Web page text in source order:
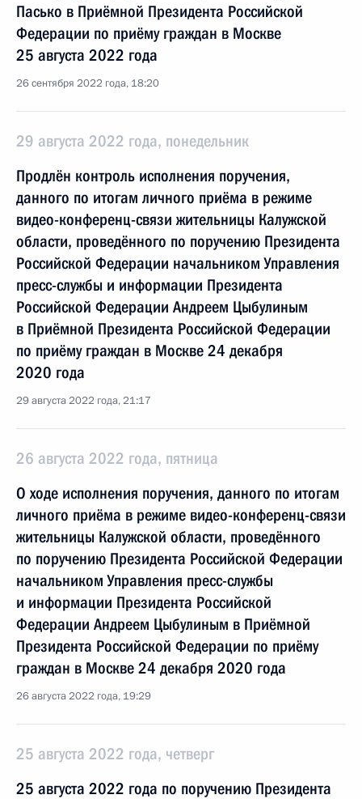
Пасько в Приёмной Президента Российской
Федерации по приёму граждан в Москве
25 августа 2022 года
26 сентября 2022 года, 18:20
29 августа 2022 года, понедельник
Продлён контроль исполнения поручения,
данного по итогам личного приёма в режиме
видео-конференц-связи жительницы Калужской
области, проведённого по поручению Президента
Российской Федерации начальником Управления
пресс-службы и информации Президента
Российской Федерации Андреем Цыбулиным
в Приёмной Президента Российской Федерации
по приёму граждан в Москве 24 декабря
2020 года
29 августа 2022 года, 21:17
26 августа 2022 года, пятница
О ходе исполнения поручения, данного по итогам
личного приёма в режиме видео-конференц-связи
жительницы Калужской области, проведённого
по поручению Президента Российской Федерации
начальником Управления пресс-службы
и информации Президента Российской
Федерации Андреем Цыбулиным в Приёмной
Президента Российской Федерации по приёму
граждан в Москве 24 декабря 2020 года
26 августа 2022 года, 19:29
25 августа 2022 года, четверг
25 августа 2022 года по поручению Президента